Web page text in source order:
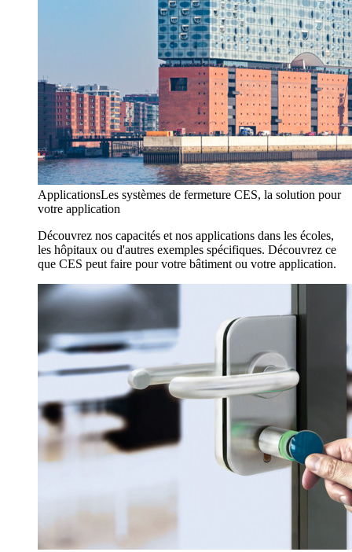
ApplicationsLes systèmes de fermeture CES, la solution pour
votre application
Découvrez nos capacités et nos applications dans les écoles,
les hôpitaux ou d'autres exemples spécifiques. Découvrez ce
que CES peut faire pour votre bâtiment ou votre application.